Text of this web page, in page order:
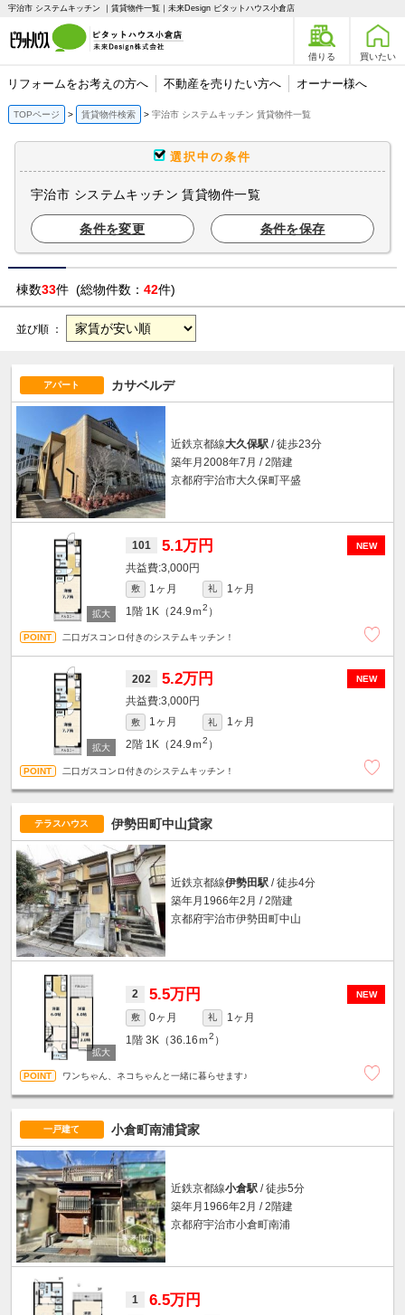
宇治市 システムキッチン ｜賃貸物件一覧｜未来Design ピタットハウス小倉店
借りる 買いたい
リフォームをお考えの方へ 不動産を売りたい方へ オーナー様へ
TOPページ 賃貸物件検索 宇治市 システムキッチン 賃貸物件一覧
選択中の条件
宇治市 システムキッチン 賃貸物件一覧
条件を変更 条件を保存
棟数33件 (総物件数： 42件)
並び順 ：
アパート カサベルデ
近鉄京都線大久保駅/ 徒歩23分
築年月2008年7月 / 2階建
京都府宇治市大久保町平盛
NEW
101 5.1万円
3,000円
敷 1ヶ月 礼
1ヶ月
1階 1K（24.9ｍ2 ）
二口ガスコンロ付きのシステムキッチン！
NEW
202 5.2万円
3,000円
敷 1ヶ月 礼
1ヶ月
2階 1K（24.9ｍ2 ）
二口ガスコンロ付きのシステムキッチン！
テラスハウス 伊勢田町中山貸家
近鉄京都線伊勢田駅/ 徒歩4分
築年月1966年2月 / 2階建
京都府宇治市伊勢田町中山
NEW
2 5.5万円
敷 0ヶ月 礼
1ヶ月
1階 3K（36.16ｍ2 ）
ワンちゃん、ネコちゃんと一緒に暮らせます♪
一戸建て 小倉町南浦貸家
近鉄京都線小倉駅/ 徒歩5分
築年月1966年2月 / 2階建
京都府宇治市小倉町南浦
1 6.5万円